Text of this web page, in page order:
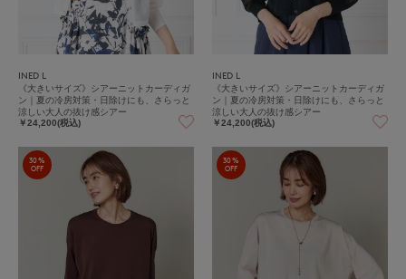
INED L
《大きいサイズ》シアーニットカーディガ
ン｜夏の冷房対策・日除けにも、さらっと
涼しい大人の抜け感シアー
￥24,200(税込)
INED L
《大きいサイズ》シアーニットカーディガ
ン｜夏の冷房対策・日除けにも、さらっと
涼しい大人の抜け感シアー
￥24,200(税込)
30%
OFF
30%
OFF